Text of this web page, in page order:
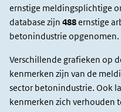
ernstige meldingsplichtige
database zijn 488ernstige
betonindustrie opgenomen.
Verschillende grafieken op
kenmerken zijn van de
sector betonindustrie. Ook
kenmerken zich verhouden